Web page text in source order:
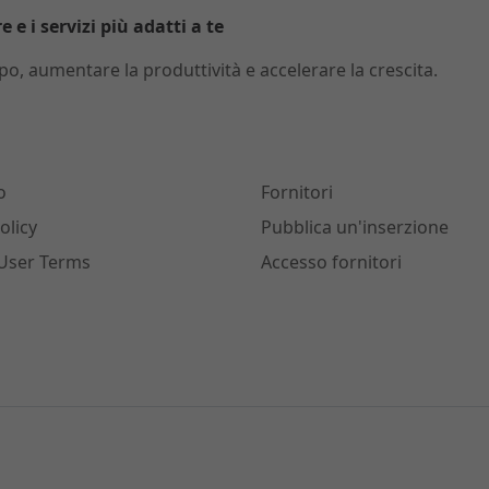
e i servizi più adatti a te
aumentare la produttività e accelerare la crescita.
Terms
Fornitori
Pubblica un'inserzione
Accesso fornitori